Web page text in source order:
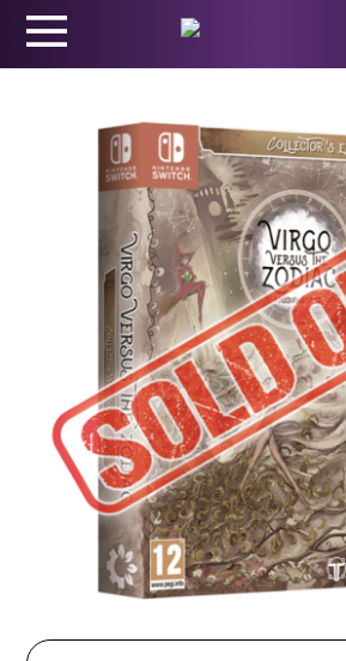
Productos
Juegos
Ed. Coleccionista
Merchandising
Contacto
Carrito
Nuestras redes: